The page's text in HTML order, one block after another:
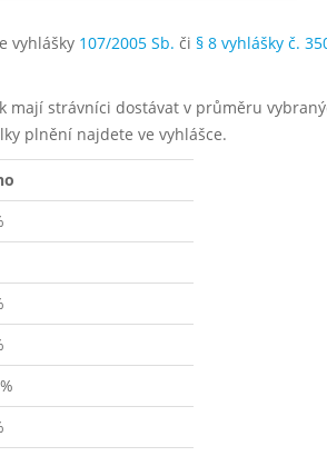
vyhlášky 107/2005 Sb. či § 8 vyhlášky č.
mají strávníci dostávat v průměru
plnění najdete ve vyhlášce.